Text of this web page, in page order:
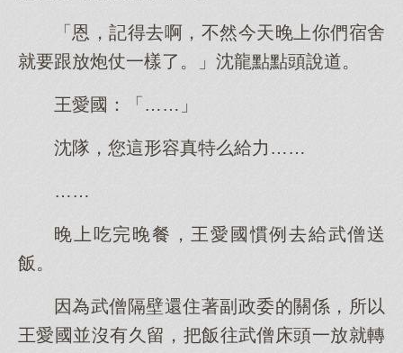
「恩，記得去啊，不然今天晚上你們宿舍
就要跟放炮仗一樣了。」沈龍點點頭說道。
王愛國：「……」
沈隊，您這形容真特么給力……
……
晚上吃完晚餐，王愛國慣例去給武僧送
飯。
因為武僧隔壁還住著副政委的關係，所以
王愛國並沒有久留，把飯往武僧床頭一放就轉